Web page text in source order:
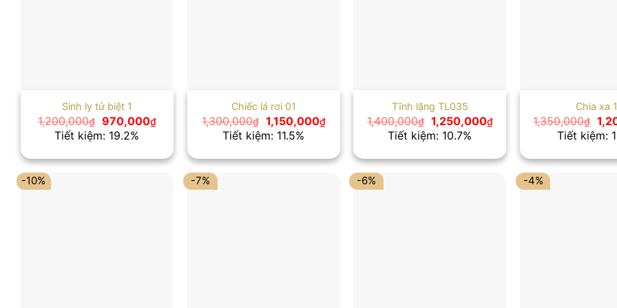
Sinh ly tử biệt 1
1,200,000₫ Giá
gốc
là:
970,000₫Giá
hiện
970,000₫.
Tiết kiệm: 19.2%
Chiếc lá rơi 01
1,300,000₫
Giá
gốc
là:
1,150,000₫Giá
hiện
là:
1,150,000₫.
Tiết kiệm: 11.5%
Tĩnh lặng TL035
1,400,000₫ Giá
gốc
là:
1,250,000₫Giá
hiện
là:
1,250,000₫.
Tiết kiệm: 10.7%
Chia xa 1
1,350,000₫ Giá
gốc
là:
Tiết kiệm:
-10% -7% -6% -4%